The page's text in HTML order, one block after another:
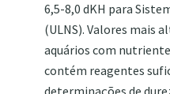
6,5-8,0 dKH para
(ULNS). Valores mais
aquários com
contém reagentes